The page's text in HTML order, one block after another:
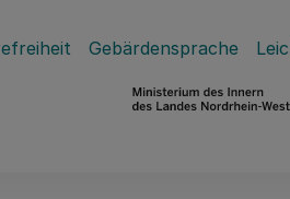
Gebärdensprache